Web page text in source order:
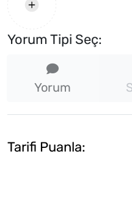
Yorum Tipi Seç:
Yorum
Tarifi Puanla: